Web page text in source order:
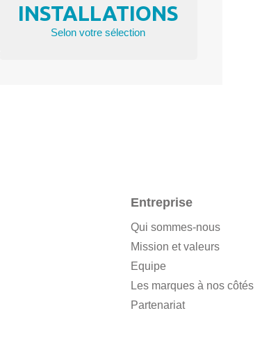
INSTALLATIONS
Selon votre sélection
Entreprise
Qui sommes-nous
Mission et valeurs
Equipe
Les marques à nos côtés
Partenariat